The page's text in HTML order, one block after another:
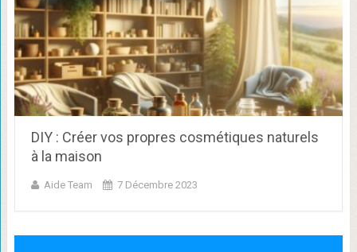
DIY : Créer vos propres cosmétiques naturels
à la maison
Aide Team 7 Décembre 2023